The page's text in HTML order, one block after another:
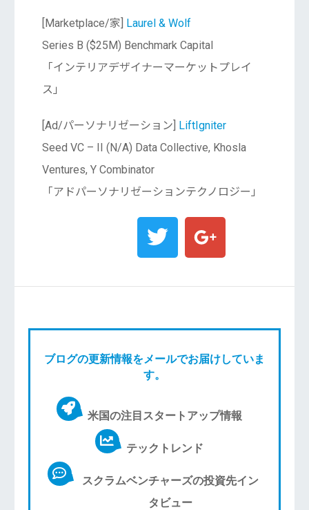
[Marketplace/家] Laurel & Wolf
Series B ($25M) Benchmark Capital
「インテリアデザイナーマーケットプレイ
ス」
[Ad/パーソナリゼーション] LiftIgniter
Seed VC – II (N/A) Data Collective, Khosla
Ventures, Y Combinator
「アドパーソナリゼーションテクノロジー」
ブログの更新情報をメールでお届けしていま
す。
米国の注目スタートアップ情報
テックトレンド
スクラムベンチャーズの投資先イン
タビュー